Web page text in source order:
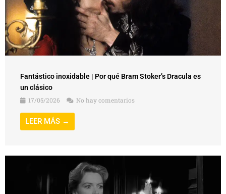
Fantástico inoxidable | Por qué Bram Stoker’s Dracula es
un clásico
17/05/2026
No hay comentarios
LEER MÁS →